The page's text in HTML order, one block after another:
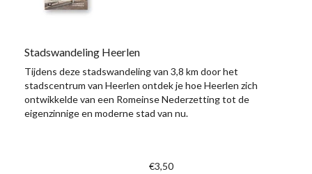
Stadswandeling Heerlen
Tijdens deze stadswandeling van 3,8 km door het
stadscentrum van Heerlen ontdek je hoe Heerlen zich
ontwikkelde van een Romeinse Nederzetting tot de
eigenzinnige en moderne stad van nu.
€3,50